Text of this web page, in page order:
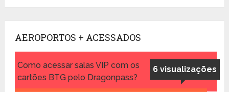
AEROPORTOS + ACESSADOS
6 visualizações
Como acessar salas VIP com os
cartões BTG pelo Dragonpass?